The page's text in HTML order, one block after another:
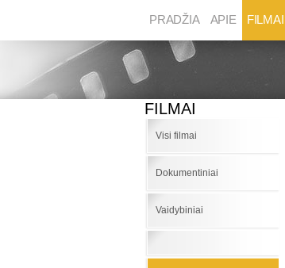
PRADŽIA APIE FILMAI
FILMAI
Visi filmai
Dokumentiniai
Vaidybiniai